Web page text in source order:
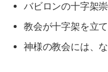
バビロンの十字架
教会が十字架を立
神様の教会には、